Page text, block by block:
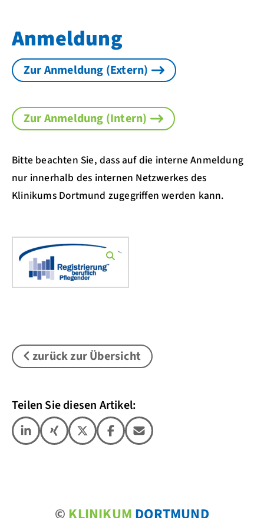
Anmeldung
Zur Anmeldung (Extern)
Zur Anmeldung (Intern)
Bitte beachten Sie, dass auf die interne Anmeldung
nur innerhalb des internen Netzwerkes des
Klinikums Dortmund zugegriffen werden kann.
zurück zur Übersicht
Teilen Sie diesen Artikel: